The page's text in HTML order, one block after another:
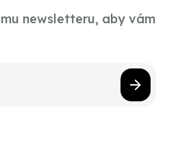
newsletteru, aby vám